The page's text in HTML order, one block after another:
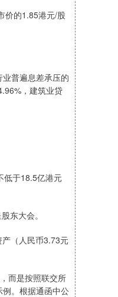
价的1.85港元/股
普遍息差承压的
，建筑业贷
于18.5亿港元
东大会。
（人民币3.73元
而是按照联交所
。根据通函中公